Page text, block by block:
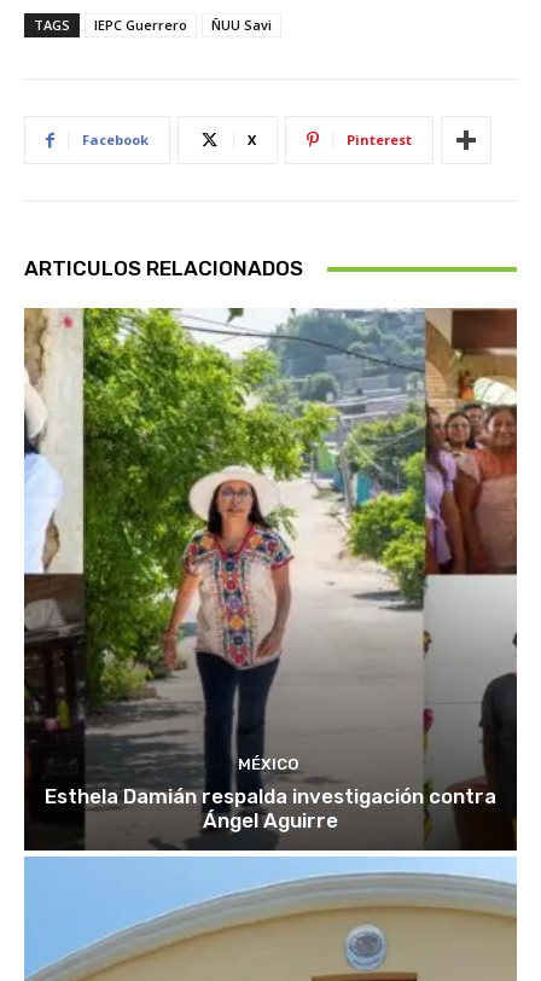
TAGS IEPC Guerrero ÑUU Savi
Facebook X Pinterest
ARTICULOS RELACIONADOS
MÉXICO
Esthela Damián respalda investigación contra
Ángel Aguirre